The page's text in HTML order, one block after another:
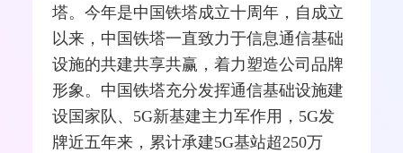
塔。今年是中国铁塔成立十周年，自成立
以来，中国铁塔一直致力于信息通信基础
设施的共建共享共赢，着力塑造公司品牌
形象。中国铁塔充分发挥通信基础设施建
设国家队、 5G新基建主力军作用，5G发
牌近五年来，累计承建5G基站超250万